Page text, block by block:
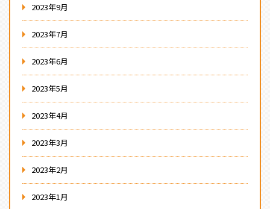
2023年9月
2023年7月
2023年6月
2023年5月
2023年4月
2023年3月
2023年2月
2023年1月